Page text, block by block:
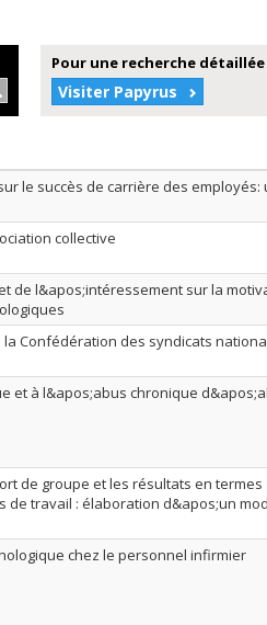
Pour une recherche détaillée
Visiter Papyrus
le succès de carrière des employés:
collective
de l&apos;intéressement sur la
Confédération des syndicats
et à l&apos;abus chronique
de groupe et les résultats en termes
travail : élaboration d&apos;un
chez le personnel infirmier